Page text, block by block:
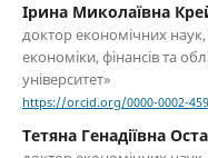
Ірина Миколаївна
доктор економічних
економіки, фінансів та
університет»
https://orcid.org/0000-0002-
Тетяна Генадіївна